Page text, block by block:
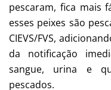
pescaram, fica mais
esses peixes são
CIEVS/FVS,
da notificação
sangue, urina e
pescados.